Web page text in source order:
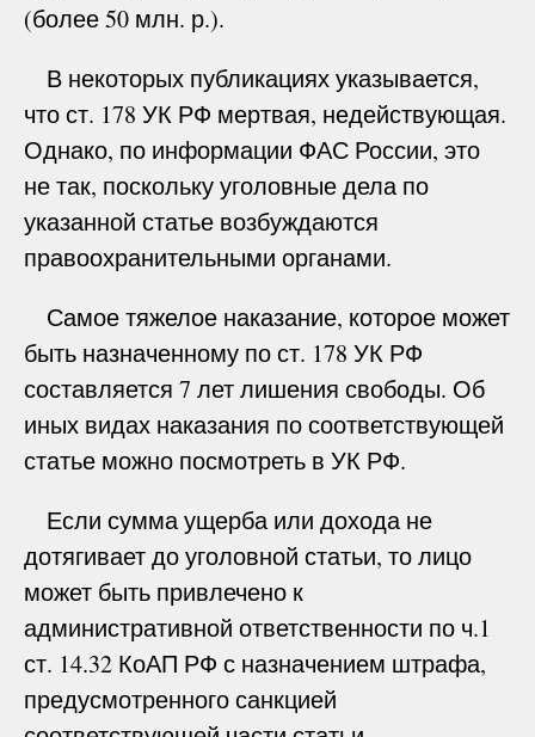
(более 50 млн. р.).
В некоторых публикациях указывается,
что ст. 178 УК РФ мертвая, недействующая.
Однако, по информации ФАС России, это
не так, поскольку уголовные дела по
указанной статье возбуждаются
правоохранительными органами.
Самое тяжелое наказание, которое может
быть назначенному по ст. 178 УК РФ
составляется 7 лет лишения свободы. Об
иных видах наказания по соответствующей
статье можно посмотреть в УК РФ.
Если сумма ущерба или дохода не
дотягивает до уголовной статьи, то лицо
может быть привлечено к
административной ответственности по ч.1
ст. 14.32 КоАП РФ с назначением штрафа,
предусмотренного санкцией